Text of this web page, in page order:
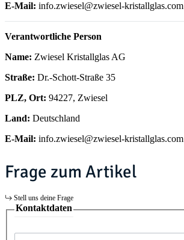
E-Mail: info.zwiesel@zwiesel-kristallglas.com
Verantwortliche Person
Name: Zwiesel Kristallglas AG
Straße: Dr.-Schott-Straße 35
PLZ, Ort: 94227, Zwiesel
Land: Deutschland
E-Mail: info.zwiesel@zwiesel-kristallglas.com
Frage zum Artikel
Stell uns deine Frage
Kontaktdaten